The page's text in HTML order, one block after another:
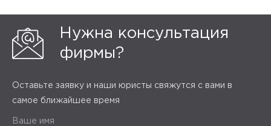
Нужна консультация
фирмы?
Оставьте заявку и наши юристы свяжутся с вами в
самое ближайшее время
Ваше имя